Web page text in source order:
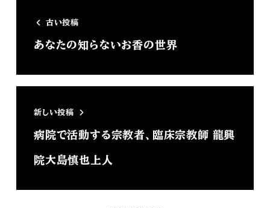
古い投稿
あなたの知らないお香の世界
新しい投稿
病院で活動する宗教者、臨床宗教師 龍興
院大島慎也上人